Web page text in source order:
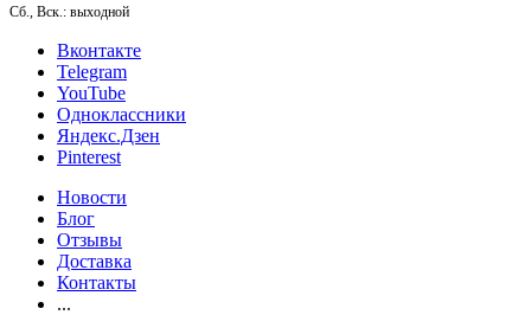
Сб., Вск.: выходной
Вконтакте
Telegram
YouTube
Одноклассники
Яндекс.Дзен
Pinterest
Новости
Блог
Отзывы
Доставка
Контакты
...